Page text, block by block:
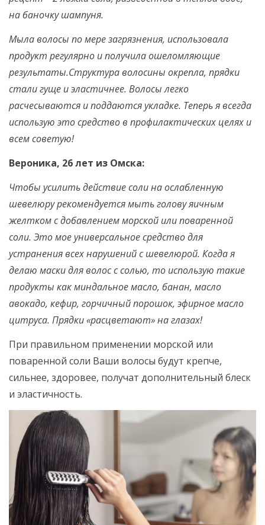
на баночку шампуня.
Мыла волосы по мере загрязнения, использовала
продукт регулярно и получила ошеломляющие
результаты.Структура волосины окрепла, прядки
стали гуще и эластичнее. Волосы легко
расчесываются и поддаются укладке. Теперь я всегда
использую это средство в профилактических целях и
всем советую!
Вероника, 26 лет из Омска:
Чтобы усилить действие соли на ослабленную
шевелюру рекомендуется мыть голову яичным
желтком с добавлением морской или поваренной
соли. Это мое универсальное средство для
устранения всех нарушений с шевелюрой. Когда я
делаю маски для волос с солью, то использую такие
продукты как миндальное масло, банан, масло
авокадо, кефир, горчичный порошок, эфирное масло
цитруса. Прядки «расцветают» на глазах!
При правильном применении морской или
поваренной соли Ваши волосы будут крепче,
сильнее, здоровее, получат дополнительный блеск
и эластичность.